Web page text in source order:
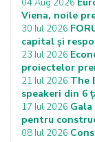
04 Aug 2026
Viena, noile
30 Iul 2026
capital și
23 Iul 2026
proiectelor
21 Iul 2026 The
speakeri din 6
17 Iul 2026
pentru
08 Iul 2026